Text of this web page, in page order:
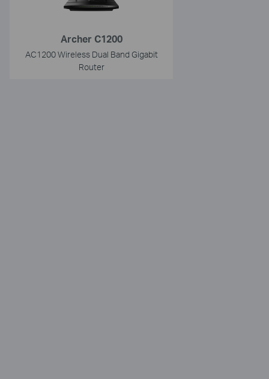
Archer C1200
AC1200 Wireless Dual Band Gigabit
Router